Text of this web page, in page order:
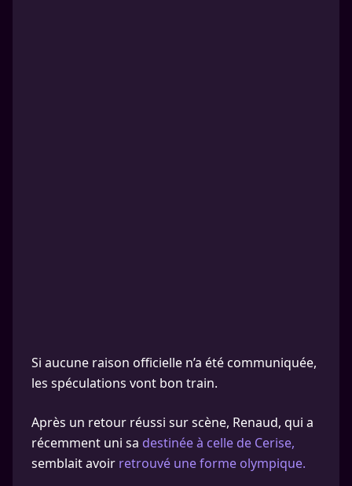
Si aucune raison officielle n’a été communiquée,
les spéculations vont bon train.
Après un retour réussi sur scène, Renaud, qui a
récemment uni sa destinée à celle de Cerise,
semblait avoir retrouvé une forme olympique.